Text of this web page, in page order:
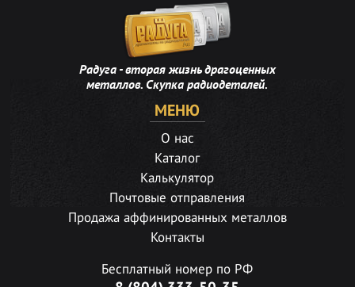
Радуга - вторая жизнь драгоценных
металлов. Скупка радиодеталей.
МЕНЮ
О нас
Каталог
Калькулятор
Почтовые отправления
Продажа аффинированных металлов
Контакты
Бесплатный номер по РФ